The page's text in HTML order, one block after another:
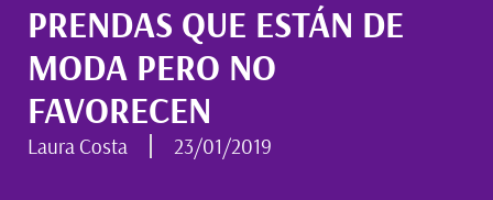
PRENDAS QUE ESTÁN DE
MODA PERO NO
FAVORECEN
Laura Costa 23/01/2019